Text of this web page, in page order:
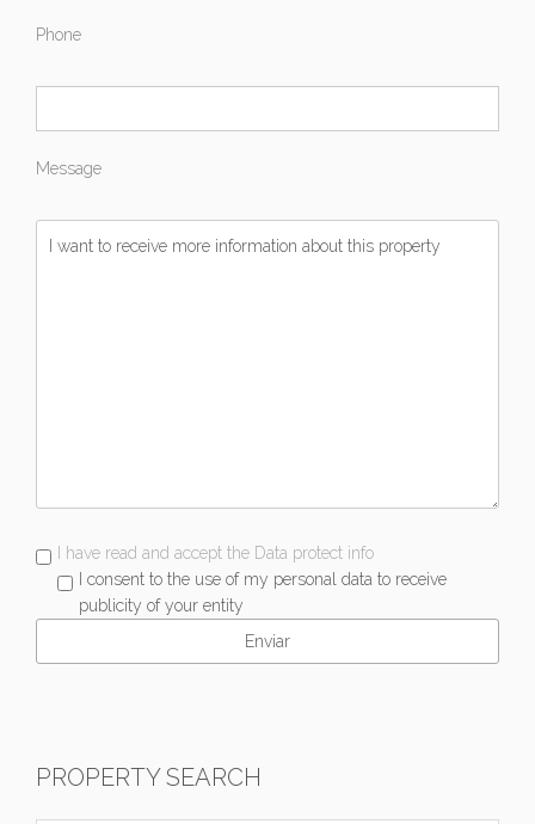
Phone
Message
I have read and accept the Data protect info
I consent to the use of my personal data to receive
publicity of your entity
PROPERTY SEARCH